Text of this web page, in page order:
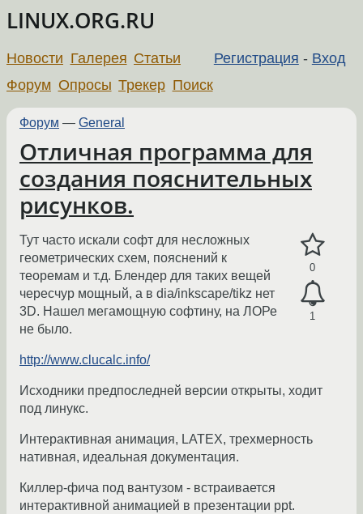
LINUX.ORG.RU
Регистрация - Вход
Новости Галерея Статьи
Форум Опросы Трекер Поиск
Форум — General
Отличная программа для
создания пояснительных
рисунков.
0
1
Тут часто искали софт для несложных
геометрических схем, пояснений к
теоремам и т.д. Блендер для таких вещей
чересчур мощный, а в dia/inkscape/tikz нет
3D. Нашел мегамощную софтину, на ЛОРе
не было.
http://www.clucalc.info/
Исходники предпоследней версии открыты, ходит
под линукс.
Интерактивная анимация, LATEX, трехмерность
нативная, идеальная документация.
Киллер-фича под вантузом - встраивается
интерактивной анимацией в презентации ppt.